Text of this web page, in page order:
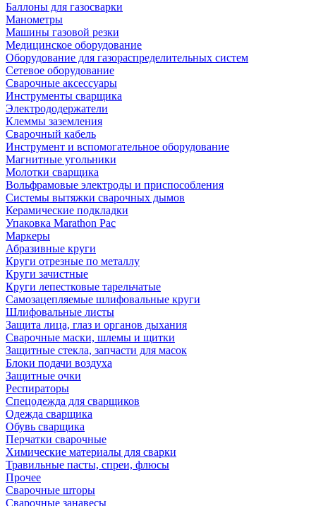
Баллоны для газосварки
Манометры
Машины газовой резки
Медицинское оборудование
Оборудование для газораспределительных систем
Сетевое оборудование
Сварочные аксессуары
Инструменты сварщика
Электрододержатели
Клеммы заземления
Сварочный кабель
Инструмент и вспомогательное оборудование
Магнитные угольники
Молотки сварщика
Вольфрамовые электроды и приспособления
Системы вытяжки сварочных дымов
Керамические подкладки
Упаковка Marathon Pac
Маркеры
Абразивные круги
Круги отрезные по металлу
Круги зачистные
Круги лепестковые тарельчатые
Самозацепляемые шлифовальные круги
Шлифовальные листы
Защита лица, глаз и органов дыхания
Сварочные маски, шлемы и щитки
Защитные стекла, запчасти для масок
Блоки подачи воздуха
Защитные очки
Респираторы
Спецодежда для сварщиков
Одежда сварщика
Обувь сварщика
Перчатки сварочные
Химические материалы для сварки
Травильные пасты, спреи, флюсы
Прочее
Сварочные шторы
Сварочные занавесы